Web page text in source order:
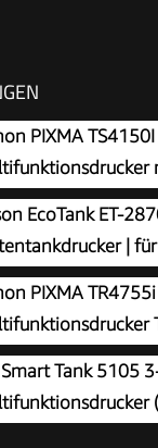
PIXMA
und
Kabelloses
gemacht
EcoTank ET-
| für
Scannen |
für bis zu 3
PIXMA
Tank 5105